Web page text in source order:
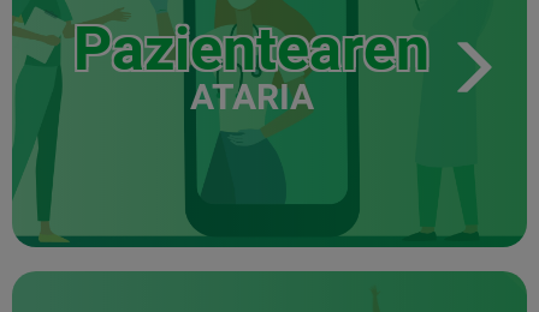
Pazientearen
ATARIA